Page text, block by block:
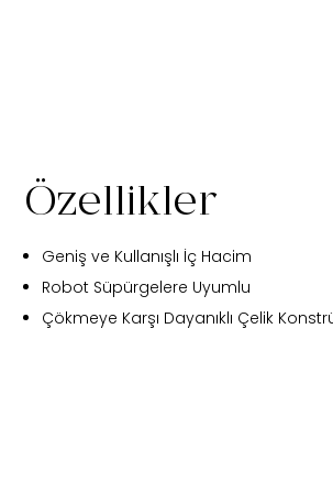
Özellikler
Geniş ve Kullanışlı İç Hacim
Robot Süpürgelere Uyumlu
Çökmeye Karşı Dayanıklı Çelik